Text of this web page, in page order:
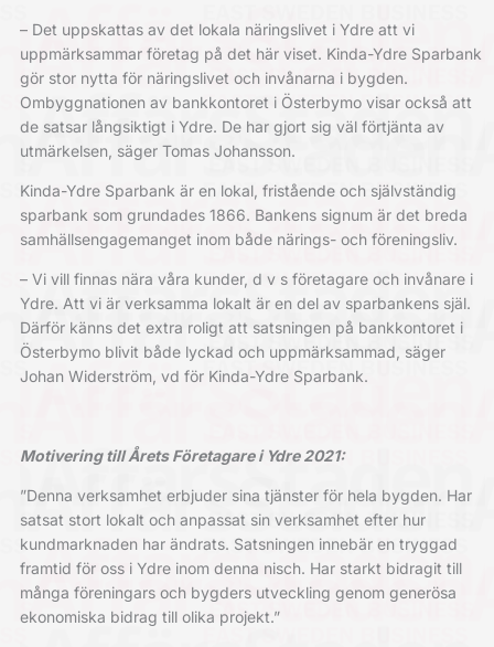
– Det uppskattas av det lokala näringslivet i Ydre att vi
uppmärksammar företag på det här viset. Kinda-Ydre Sparbank
gör stor nytta för näringslivet och invånarna i bygden.
Ombyggnationen av bankkontoret i Österbymo visar också att
de satsar långsiktigt i Ydre. De har gjort sig väl förtjänta av
utmärkelsen, säger Tomas Johansson.
Kinda-Ydre Sparbank är en lokal, fristående och självständig
sparbank som grundades 1866. Bankens signum är det breda
samhällsengagemanget inom både närings- och föreningsliv.
– Vi vill finnas nära våra kunder, d v s företagare och invånare i
Ydre. Att vi är verksamma lokalt är en del av sparbankens själ.
Därför känns det extra roligt att satsningen på bankkontoret i
Österbymo blivit både lyckad och uppmärksammad, säger
Johan Widerström, vd för Kinda-Ydre Sparbank.
Motivering till Årets Företagare i Ydre 2021:
”Denna verksamhet erbjuder sina tjänster för hela bygden. Har
satsat stort lokalt och anpassat sin verksamhet efter hur
kundmarknaden har ändrats. Satsningen innebär en tryggad
framtid för oss i Ydre inom denna nisch. Har starkt bidragit till
många föreningars och bygders utveckling genom generösa
ekonomiska bidrag till olika projekt.”